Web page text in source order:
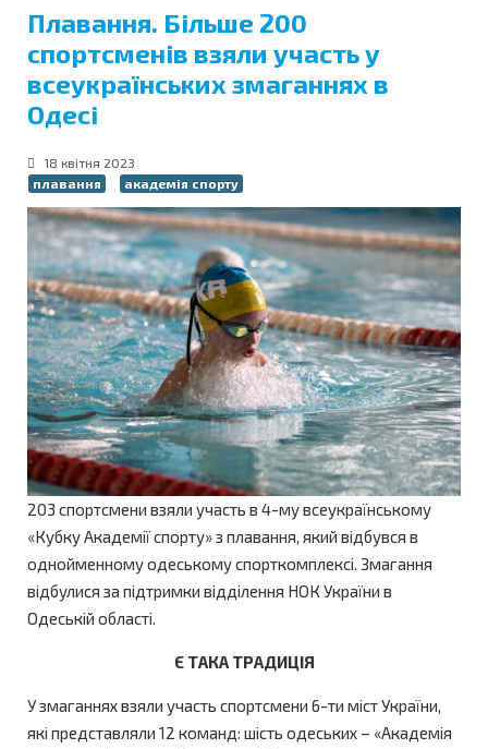
Плавання. Більше 200
спортсменів взяли участь у
всеукраїнських змаганнях в
Одесі
18 квітня 2023
плавання
академія спорту
203 спортсмени взяли участь в 4-му всеукраїнському
«Кубку Академії спорту» з плавання, який відбувся в
однойменному одеському спорткомплексі. Змагання
відбулися за підтримки відділення НОК України в
Одеській області.
Є ТАКА ТРАДИЦІЯ
У змаганнях взяли участь спортсмени 6-ти міст України,
які представляли 12 команд: шість одеських – «Академія